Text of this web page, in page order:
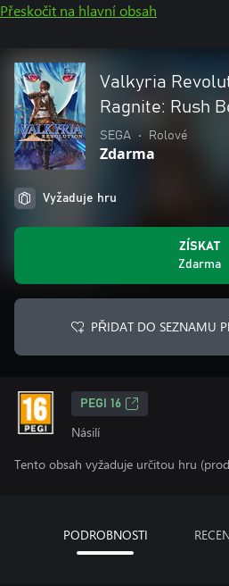
Přeskočit na hlavní obsah
Valkyria
Ragnite: Rush
SEGA • Rolové
Zdarma
Vyžaduje hru
ZÍSKAT
Zdarma
PŘIDAT DO SEZNAMU
PEGI 16
Násilí
Tento obsah vyžaduje určitou hru
PODROBNOSTI